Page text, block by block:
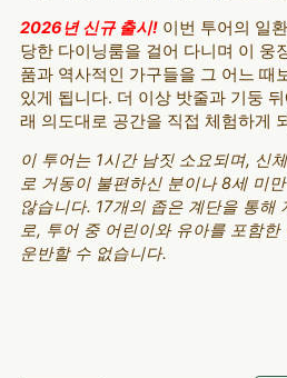
2026년 신규 출시!이번 투어의 일
당한 다이닝룸을 걸어 다니며 이 웅
품과 역사적인 가구들을 그 어느 때
있게 됩니다. 더 이상 밧줄과 기둥
래 의도대로 공간을 직접 체험하게
이 투어는 1시간 남짓 소요되며, 신
로 거동이 불편하신 분이나 8세 미
않습니다. 17개의 좁은 계단을 통해
로, 투어 중 어린이와 유아를 포함
운반할 수 없습니다.